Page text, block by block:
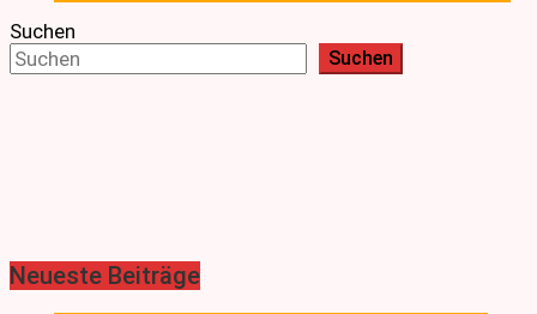
Suchen
Suchen
Neueste Beiträge